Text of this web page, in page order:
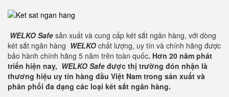
WELKO Safe sản xuất và cung cấp két sắt ngân hàng, với dòng
két sắt ngân hàng WELKO chất lượng, uy tín và chính hãng được
bảo hành chính hãng 5 năm trên toàn quốc. Hơn 20 năm phát
triển hiện nay, WELKO Safe được thị trường đón nhận là
thương hiệu uy tín hàng đầu Việt Nam trong sản xuất và
phân phối đa dạng các loại két sắt ngân hàng.